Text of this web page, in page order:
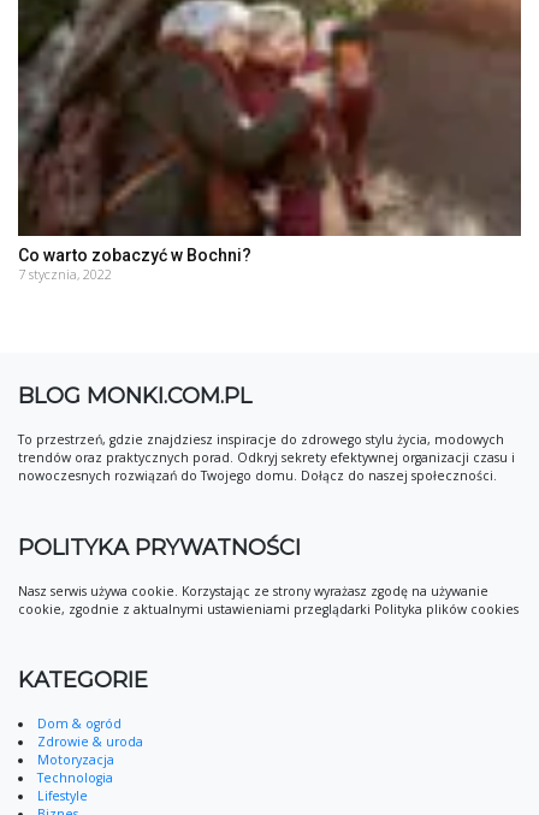
Co warto zobaczyć w Bochni?
7 stycznia, 2022
BLOG MONKI.COM.PL
To przestrzeń, gdzie znajdziesz inspiracje do zdrowego stylu życia, modowych
trendów oraz praktycznych porad. Odkryj sekrety efektywnej organizacji czasu i
nowoczesnych rozwiązań do Twojego domu. Dołącz do naszej społeczności.
POLITYKA PRYWATNOŚCI
Nasz serwis używa cookie. Korzystając ze strony wyrażasz zgodę na używanie
cookie, zgodnie z aktualnymi ustawieniami przeglądarki Polityka plików cookies
KATEGORIE
Dom & ogród
Zdrowie & uroda
Motoryzacja
Technologia
Lifestyle